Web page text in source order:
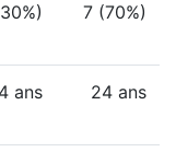
7 (70%)
ans 24 ans